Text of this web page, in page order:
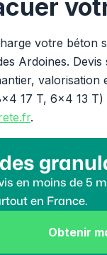
votre béton
Ardoines.
17 T, 6x4 13
.
des
en moins de 5
en France.
Obtenir